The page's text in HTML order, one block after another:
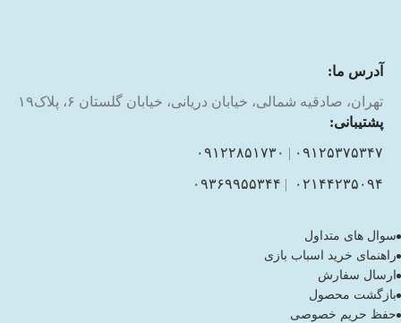
آدرس ما:
تهران، صادقیه شمالی، خیابان دریانی، خیابان گلستان ۶، پلاک۱۹
پشتیبانی:
۰۹۱۲۵۳۷۵۳۴۷ | ۰۹۱۲۲۸۵۱۷۳۰
۰۲۱۴۴۲۳۵۰۹۴ | ۰۹۳۶۹۹۵۵۳۴۴
سوال های متداول
راهنمای خرید اسباب بازی
ارسال سفارش
بازگشت محصول
حفظ حریم خصوصی